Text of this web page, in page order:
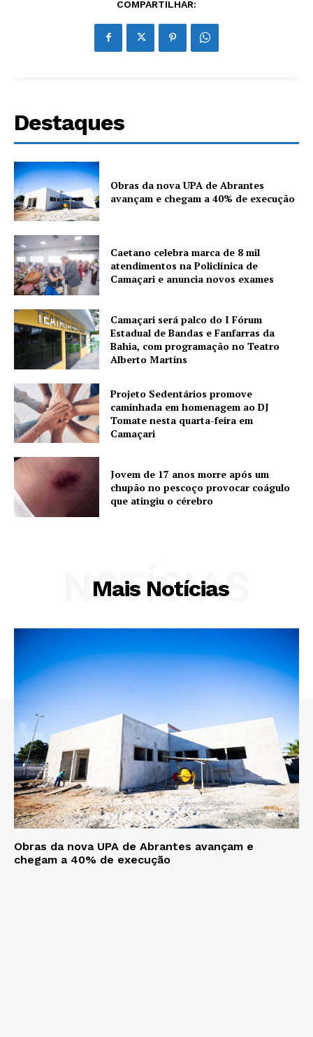
COMPARTILHAR:
Destaques
Obras da nova UPA de Abrantes
avançam e chegam a 40% de execução
Caetano celebra marca de 8 mil
atendimentos na Policlínica de
Camaçari e anuncia novos exames
Camaçari será palco do I Fórum
Estadual de Bandas e Fanfarras da
Bahia, com programação no Teatro
Alberto Martins
Projeto Sedentários promove
caminhada em homenagem ao DJ
Tomate nesta quarta-feira em
Camaçari
Jovem de 17 anos morre após um
chupão no pescoço provocar coágulo
que atingiu o cérebro
Mais Notícias
NOTÍCIAS
Obras da nova UPA de Abrantes avançam e
chegam a 40% de execução